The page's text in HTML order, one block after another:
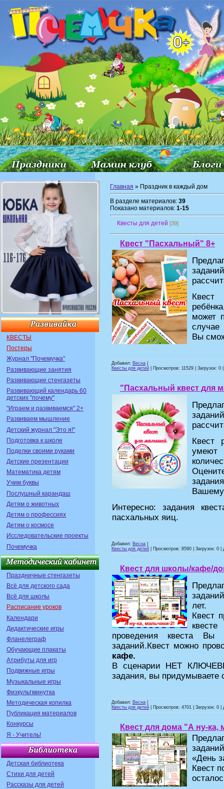
КВЕСТЫ
Постеры
Журнал "Почемучка"
Развивающие занятия
Развивающие стенгазеты
Развивающий календарь 60
детских "почему"
"Играем и развиваемся" 2+
Развиваем мышление
Детский журнал "Это я!"
Подготовка к школе
Поделки своими руками
Детские презентации
Математика детям
Учим буквы
Послушный карандаш
Детям о животных
Детям о профессиях
Детям о космосе
Исследовательские проекты
Почемучка
Праздничные стенгазеты
Всё для детского сада
Всё для школы
Расписание уроков
Календари
Дидактические игры
Фланелеграф
Обучающие плакаты
Атрибуты для игр
Подвижные игры
Музыкальные игры
Физкультминутка
Методическая копилка
Публикация материалов
Конкурсы
Я - Учитель!
Детская библиотека
Стихи для детей
Рассказы для детей
Главная » Праздник в каждый дом
В разделе материалов: 39
Показано материалов: 1-15
Квесты для детей [39]
Квест "Пасхальный" 8+
Квест
может
случае
Вы
Добавил: Весна
Квесты для детей | Просмотров: 11529 | Загрузок: 0
"Пасхальный квест для
Квест
умеют
Интересно: задания
пасхальных яиц.
Добавил: Весна
Квесты для детей | Просмотров: 8590 | Загрузок: 0
Квест для школы/кафе/
лет.
Квест
проведения квеста Вы
заданий.Квест можно
кафе.
В сценарии НЕТ
задания, вы
Добавил: Весна
Квесты для детей | Просмотров: 4701 | Загрузок: 0
Квест для дома "А ну-ка,
«День
Квест